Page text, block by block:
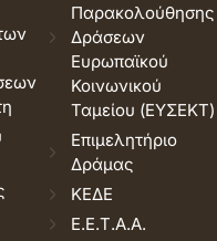
Παρακολούθησης
Δράσεων
Ευρωπαϊκού
Κοινωνικού
Ταμείου (ΕΥΣΕΚΤ)
Επιμελητήριο
Δράμας
ΚΕΔΕ
Ε.Ε.Τ.Α.Α.